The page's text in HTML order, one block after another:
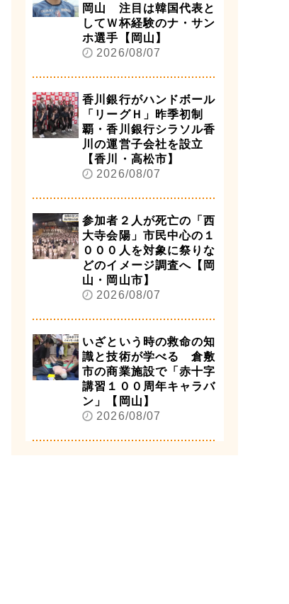
岡山 注目は韓国代表と
してＷ杯経験のナ・サン
ホ選手【岡山】
2026/08/07
香川銀行がハンドボール
「リーグＨ」昨季初制
覇・香川銀行シラソル香
川の運営子会社を設立
【香川・高松市】
2026/08/07
参加者２人が死亡の「西
大寺会陽」市民中心の１
０００人を対象に祭りな
どのイメージ調査へ【岡
山・岡山市】
2026/08/07
いざという時の救命の知
識と技術が学べる 倉敷
市の商業施設で「赤十字
講習１００周年キャラバ
ン」【岡山】
2026/08/07